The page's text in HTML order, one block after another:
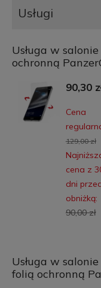
Usługi
Usługa w
ochronną
90,30
Cena
129,00 zł
cena z
dni
obniżką:
90,00 zł
Usługa w
folią ochronną